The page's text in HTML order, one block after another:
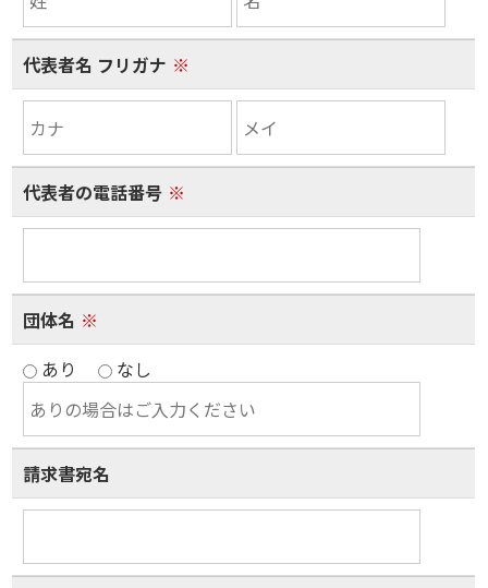
代表者名 フリガナ ※
代表者の電話番号 ※
団体名 ※
あり
なし
請求書宛名